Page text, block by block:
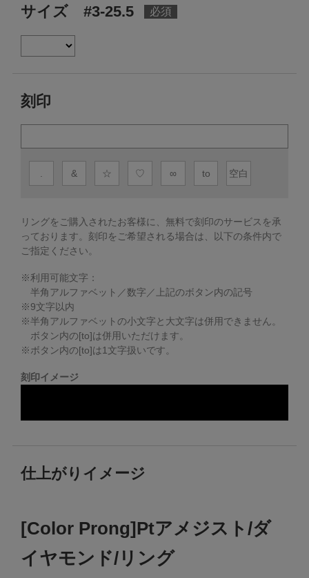
サイズ #3-25.5
刻印
& ☆ ♡ ∞ to 空白
リングをご購入されたお客様に、無料で刻印のサービスを承
っております。 刻印をご希望される場合は、以下の条件内で
ご指定ください。
※利用可能文字：
半角アルファベット／数字／上記のボタン内の記号
※9文字以内
※半角アルファベットの小文字と大文字は併用できません。
ボタン内の[to]は併用いただけます。
※ボタン内の[to]は1文字扱いです。
刻印イメージ
仕上がりイメージ
[Color Prong]Ptアメジスト/ダ
イヤモンド/リング